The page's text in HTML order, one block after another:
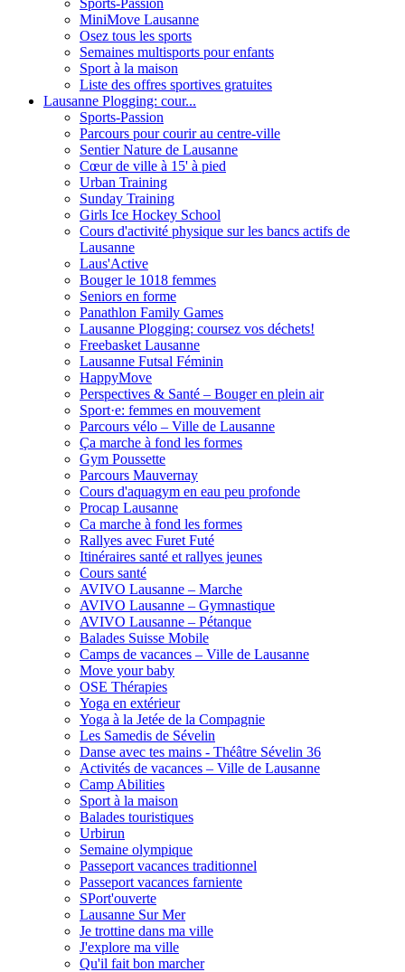
MiniMove Lausanne
Osez tous les sports
Semaines multisports pour enfants
Sport à la maison
Liste des offres sportives gratuites
Lausanne Plogging: cour...
Sports-Passion
Parcours pour courir au centre-ville
Sentier Nature de Lausanne
Cœur de ville à 15' à pied
Urban Training
Sunday Training
Girls Ice Hockey School
Cours d'activité physique sur les bancs actifs de
Lausanne
Laus'Active
Bouger le 1018 femmes
Seniors en forme
Panathlon Family Games
Lausanne Plogging: coursez vos déchets!
Freebasket Lausanne
Lausanne Futsal Féminin
HappyMove
Perspectives & Santé – Bouger en plein air
Sport·e: femmes en mouvement
Parcours vélo – Ville de Lausanne
Ça marche à fond les formes
Gym Poussette
Parcours Mauvernay
Cours d'aquagym en eau peu profonde
Procap Lausanne
Ca marche à fond les formes
Rallyes avec Furet Futé
Itinéraires santé et rallyes jeunes
Cours santé
AVIVO Lausanne – Marche
AVIVO Lausanne – Gymnastique
AVIVO Lausanne – Pétanque
Balades Suisse Mobile
Camps de vacances – Ville de Lausanne
Move your baby
OSE Thérapies
Yoga en extérieur
Yoga à la Jetée de la Compagnie
Les Samedis de Sévelin
Danse avec tes mains - Théâtre Sévelin 36
Activités de vacances – Ville de Lausanne
Camp Abilities
Sport à la maison
Balades touristiques
Urbirun
Semaine olympique
Passeport vacances traditionnel
Passeport vacances farniente
SPort'ouverte
Lausanne Sur Mer
Je trottine dans ma ville
J'explore ma ville
Qu'il fait bon marcher